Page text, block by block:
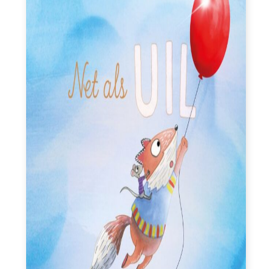
We gebruiken je gegevens om contact op te nemen, in
overeenstemming met ons
privacybeleid.